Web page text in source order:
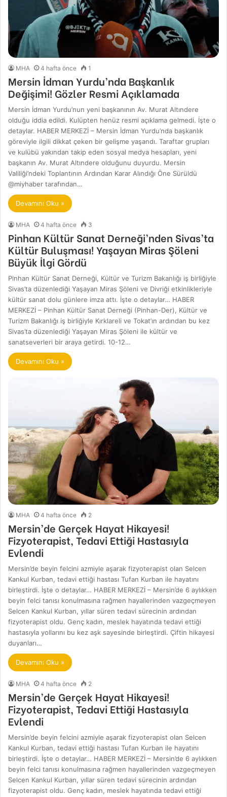
MHA 4 hafta önce 1
Mersin İdman Yurdu’nda Başkanlık
Değişimi! Gözler Resmi Açıklamada
Mersin İdman Yurdu’nun yeni başkanının Av. Murat Altındere
olduğu iddia edildi. Kulüpten henüz resmi açıklama gelmedi. İşte o
detaylar. HABER MERKEZİ – Mersin İdman Yurdu’nda başkanlık
göreviyle ilgili dikkat çeken bir gelişme yaşandı. Taraftar grupları
ve kulübü yakından takip eden sosyal medya hesapları, yeni
başkanın Av. Murat Altındere olduğunu duyurdu. Mersin
Valiliği’ndeki Toplantının Ardından Karar Alındığı Öne Sürüldü
@miyhaber tarafından…
Devamını Oku »
MHA 4 hafta önce 3
Pinhan Kültür Sanat Derneği’nden Sivas’ta
Kültür Buluşması! Yaşayan Miras Şöleni
Büyük İlgi Gördü
Pinhan Kültür Sanat Derneği, Kültür ve Turizm Bakanlığı iş birliğiyle
Sivas’ta düzenlediği Yaşayan Miras Şöleni ve Divriği etkinlikleriyle
kültür sanat dolu günlere imza attı. İşte o detaylar… HABER
MERKEZİ – Pinhan Kültür Sanat Derneği (Pinhan-Der), Kültür ve
Turizm Bakanlığı iş birliğiyle Kırklareli ve Tokat’ın ardından bu kez
Sivas’ta düzenlediği Yaşayan Miras Şöleni ile kültür ve
sanatseverleri bir araya getirdi. 10-12…
Devamını Oku »
MHA 4 hafta önce 2
Mersin’de Gerçek Hayat Hikayesi!
Fizyoterapist, Tedavi Ettiği Hastasıyla
Evlendi
Mersin’de beyin felcini azmiyle aşarak fizyoterapist olan Selcen
Kankul Kurban, tedavi ettiği hastası Tufan Kurban ile hayatını
birleştirdi. İşte o detaylar… HABER MERKEZİ – Mersin’de 6 aylıkken
beyin felci tanısı konulmasına rağmen hayallerinden vazgeçmeyen
Selcen Kankul Kurban, yıllar süren tedavi sürecinin ardından
fizyoterapist oldu. Genç kadın, meslek hayatında tedavi ettiği
hastasıyla yollarını bu kez aşk sayesinde birleştirdi. Çiftin hikayesi
duyanları…
Devamını Oku »
MHA 4 hafta önce 2
Mersin’de Gerçek Hayat Hikayesi!
Fizyoterapist, Tedavi Ettiği Hastasıyla
Evlendi
Mersin’de beyin felcini azmiyle aşarak fizyoterapist olan Selcen
Kankul Kurban, tedavi ettiği hastası Tufan Kurban ile hayatını
birleştirdi. İşte o detaylar… HABER MERKEZİ – Mersin’de 6 aylıkken
beyin felci tanısı konulmasına rağmen hayallerinden vazgeçmeyen
Selcen Kankul Kurban, yıllar süren tedavi sürecinin ardından
fizyoterapist oldu. Genç kadın, meslek hayatında tedavi ettiği